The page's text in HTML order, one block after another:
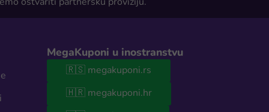
ostvariti partnersku proviziju.
MegaKuponi u inostranstvu
🇷🇸 megakuponi.rs
🇭🇷 megakuponi.hr